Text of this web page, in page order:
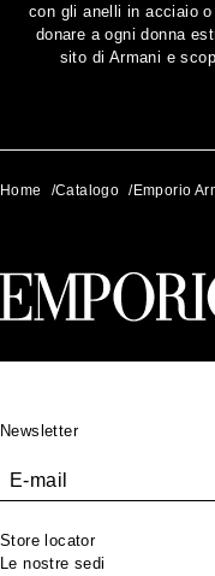
con gli anelli in acciaio
donare a ogni donna
sito di Armani e
Home /Catalogo /Emporio
Newsletter
E-mail
Store locator
Le nostre sedi